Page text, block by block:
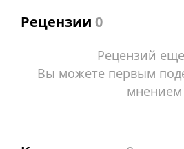
Рецензии 0
Рецензий
Вы можете первым
мнением